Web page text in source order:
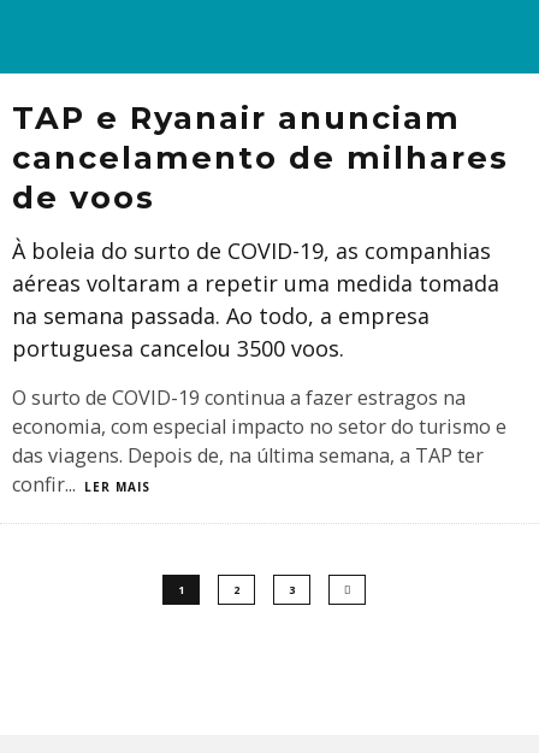
TAP e Ryanair anunciam
cancelamento de milhares
de voos
À boleia do surto de COVID-19, as companhias
aéreas voltaram a repetir uma medida tomada
na semana passada. Ao todo, a empresa
portuguesa cancelou 3500 voos.
O surto de COVID-19 continua a fazer estragos na
economia, com especial impacto no setor do turismo e
das viagens. Depois de, na última semana, a TAP ter
confir... LER MAIS
1 2 3